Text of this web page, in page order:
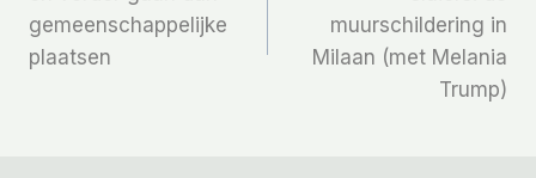
gemeenschappelijke
plaatsen
muurschildering in
Milaan (met Melania
Trump)